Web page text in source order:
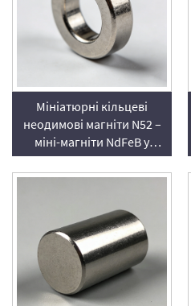
Мініатюрні кільцеві
неодимові магніти N52 –
міні-магніти NdFeB у
формі кільця (з осьовою
намагніченістю)